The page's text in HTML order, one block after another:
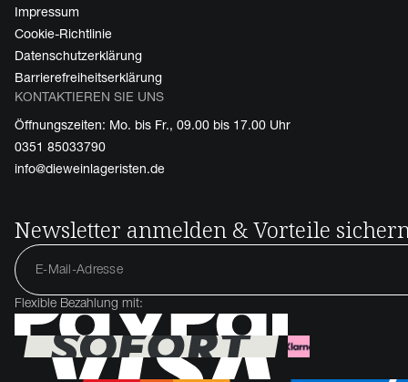
Impressum
Cookie-Richtlinie
Datenschutzerklärung
Barrierefreiheitserklärung
KONTAKTIEREN SIE UNS
Öffnungszeiten: Mo. bis Fr., 09.00 bis 17.00 Uhr
0351 85033790
info@dieweinlageristen.de
Newsletter anmelden & Vorteile
Flexible Bezahlung mit: